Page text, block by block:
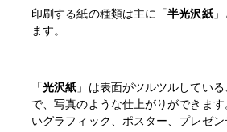
印刷する紙の種類は主に「半光沢紙」
ます。
「光沢紙 」は表面がツルツルしている
で、写真のような仕上がりができます
いグラフィック、ポスター、プレゼ